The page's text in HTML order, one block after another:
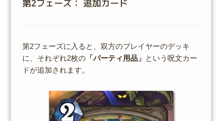
第2フェーズ： 追加カード
第2フェーズに入ると、双方のプレイヤーのデッキ
に、それぞれ2枚の「パーティ用品」 という呪文カー
ドが追加されます。